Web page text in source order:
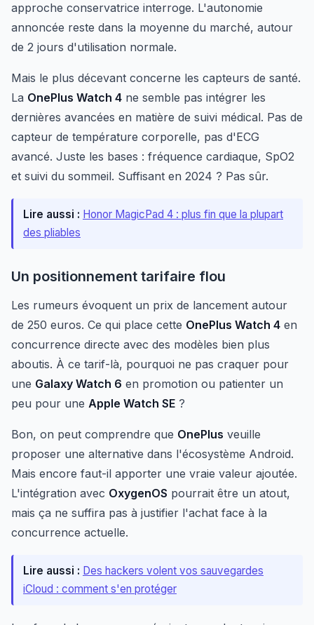
approche conservatrice interroge. L'autonomie
annoncée reste dans la moyenne du marché, autour
de 2 jours d'utilisation normale.
Mais le plus décevant concerne les capteurs de santé.
La OnePlus Watch 4 ne semble pas intégrer les
dernières avancées en matière de suivi médical. Pas de
capteur de température corporelle, pas d'ECG
avancé. Juste les bases : fréquence cardiaque, SpO2
et suivi du sommeil. Suffisant en 2024 ? Pas sûr.
Lire aussi : Honor MagicPad 4 : plus fin que la plupart
des pliables
Un positionnement tarifaire flou
Les rumeurs évoquent un prix de lancement autour
de 250 euros. Ce qui place cette OnePlus Watch 4 en
concurrence directe avec des modèles bien plus
aboutis. À ce tarif-là, pourquoi ne pas craquer pour
une Galaxy Watch 6 en promotion ou patienter un
peu pour une Apple Watch SE ?
Bon, on peut comprendre que OnePlus veuille
proposer une alternative dans l'écosystème Android.
Mais encore faut-il apporter une vraie valeur ajoutée.
L'intégration avec OxygenOS pourrait être un atout,
mais ça ne suffira pas à justifier l'achat face à la
concurrence actuelle.
Lire aussi : Des hackers volent vos sauvegardes
iCloud : comment s'en protéger